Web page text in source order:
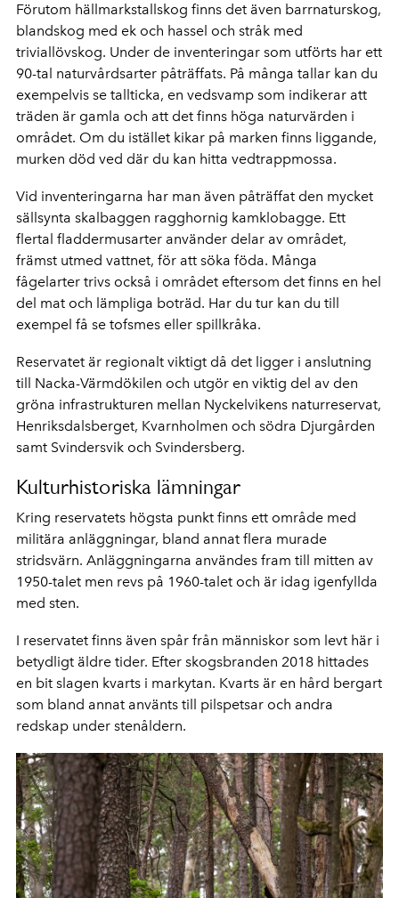
Förutom hällmarkstallskog finns det även barrnaturskog,
blandskog med ek och hassel och stråk med
triviallövskog. Under de inventeringar som utförts har ett
90-tal naturvårdsarter påträffats. På många tallar kan du
exempelvis se tallticka, en vedsvamp som indikerar att
träden är gamla och att det finns höga naturvärden i
området. Om du istället kikar på marken finns liggande,
murken död ved där du kan hitta vedtrappmossa.
Vid inventeringarna har man även påträffat den mycket
sällsynta skalbaggen ragghornig kamklobagge. Ett
flertal fladdermusarter använder delar av området,
främst utmed vattnet, för att söka föda. Många
fågelarter trivs också i området eftersom det finns en hel
del mat och lämpliga boträd. Har du tur kan du till
exempel få se tofsmes eller spillkråka.
Reservatet är regionalt viktigt då det ligger i anslutning
till Nacka-Värmdökilen och utgör en viktig del av den
gröna infrastrukturen mellan Nyckelvikens naturreservat,
Henriksdalsberget, Kvarnholmen och södra Djurgården
samt Svindersvik och Svindersberg.
Kulturhistoriska lämningar
Kring reservatets högsta punkt finns ett område med
militära anläggningar, bland annat flera murade
stridsvärn. Anläggningarna användes fram till mitten av
1950-talet men revs på 1960-talet och är idag igenfyllda
med sten.
I reservatet finns även spår från människor som levt här i
betydligt äldre tider. Efter skogsbranden 2018 hittades
en bit slagen kvarts i markytan. Kvarts är en hård bergart
som bland annat använts till pilspetsar och andra
redskap under stenåldern.